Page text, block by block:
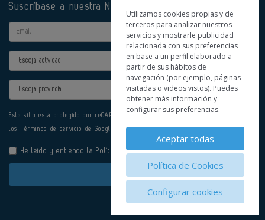
Suscríbase a nuestra Newsletter
Email
Actividad
Provincia
Este sitio está protegido por reCAPTCHA y se aplican la
los Términos de servicio de Google.
He leído y entiendo la Política de Privacidad
Enviar
Utilizamos cookies propias y de
terceros para analizar nuestros
servicios y mostrarle publicidad
relacionada con sus preferencias
en base a un perfil elaborado a
partir de sus hábitos de
navegación (por ejemplo, páginas
visitadas o videos vistos). Puedes
obtener más información y
configurar sus preferencias.
Aceptar todas
Política de Cookies
Configurar cookies